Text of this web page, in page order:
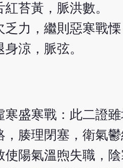
苔黃，脈洪數。
力，繼則惡寒戰
涼，脈弦。
寒盛寒戰：此二證
，腠理閉塞，衛氣
使陽氣溫煦失職，